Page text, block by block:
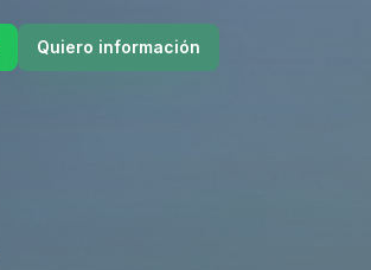
Quiero información